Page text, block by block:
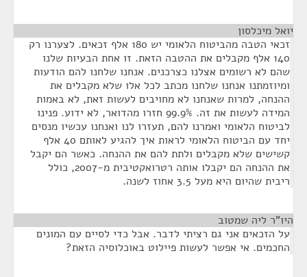
יואל מיכלסון
זכאי הטבה מהביטוח הלאומי יש 180 אלף זכאים. לצערנו רק
140 אלף מקבלים את ההטבה הזאת. זו אחת הבעיות שלנו
שהם לא רשומים אצלנו כצרכנים. אנחנו שלחנו להם הודעות
ומיוזמתנו אנחנו שלחנו מכתב לכל אלו שלא מקבלים את
ההנחה, למרות שאנחנו לא מחויבים לעשות זאת, לא באמות
המידה לעשות את זה. 99.9% חזרו מהדואר, לא ידוע. פנינו
לביטוח הלאומי ואמרנו להם, תעזרו לנו ואנחנו עכשיו מנסים
יחד עם הביטוח הלאומי לראות איך להגיע לאותם 40 אלף
קשישים שלא מקבלים ולתת להם את ההנחה. כאשר הם יקבל
את ההנחה הם יקבלו אותה רטרואקטיבית מ-2007, כולל
ריבית שהיום היא מעל 3.5 אחוז לשנה.
היו"ר ליה שמטוב
על הזכאים אני גם רציתי לדבר. אבל כדי לסיים עם המונים
החכמים. אי אפשר לעשות פיילוט באוכלוסיה הזאת?